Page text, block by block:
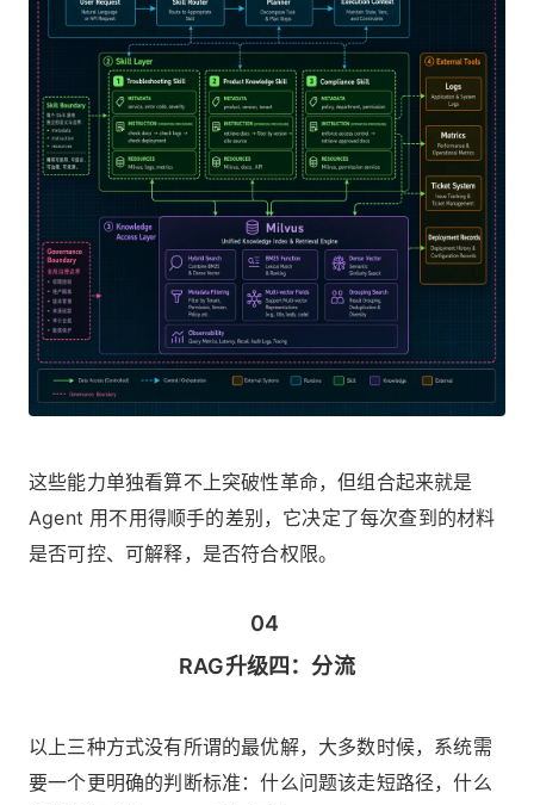
这些能力单独看算不上突破性革命，但组合起来就是
Agent 用不用得顺手的差别，它决定了每次查到的材料
是否可控、可解释，是否符合权限。
04
RAG升级四：分流
以上三种方式没有所谓的最优解，大多数时候，系统需
要一个更明确的判断标准：什么问题该走短路径，什么